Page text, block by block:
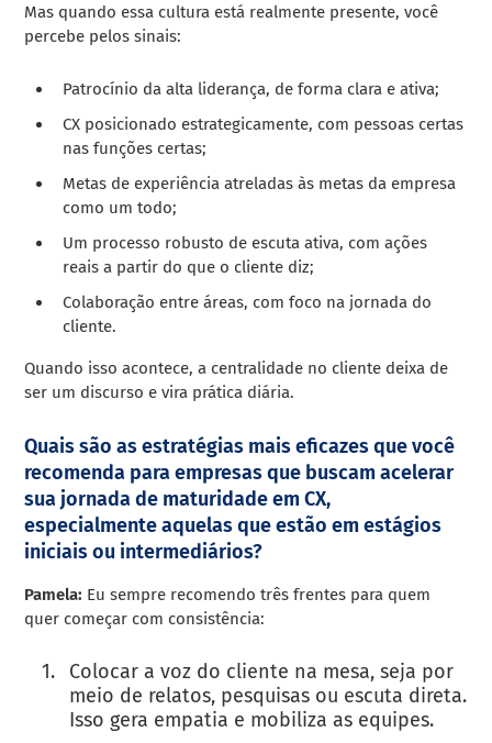
Mas quando essa cultura está realmente presente, você
percebe pelos sinais:
Patrocínio da alta liderança, de forma clara e ativa;
CX posicionado estrategicamente, com pessoas certas
nas funções certas;
Metas de experiência atreladas às metas da empresa
como um todo;
Um processo robusto de escuta ativa, com ações
reais a partir do que o cliente diz;
Colaboração entre áreas, com foco na jornada do
cliente.
Quando isso acontece, a centralidade no cliente deixa de
ser um discurso e vira prática diária.
Quais são as estratégias mais eficazes que você
recomenda para empresas que buscam acelerar
sua jornada de maturidade em CX,
especialmente aquelas que estão em estágios
iniciais ou intermediários?
Pamela: Eu sempre recomendo três frentes para quem
quer começar com consistência:
Colocar a voz do cliente na mesa, seja por
meio de relatos, pesquisas ou escuta direta.
Isso gera empatia e mobiliza as equipes.